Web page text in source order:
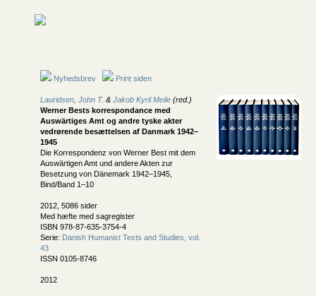
Nyhedsbrev Print siden
Lauridsen, John T. & Jakob Kyril Meile (red.)
Werner Bests korrespondance med
Auswärtiges Amt og andre tyske akter
vedrørende besættelsen af Danmark 1942–
1945
Die Korrespondenz von Werner Best mit dem
Auswärtigen Amt und andere Akten zur
Besetzung von Dänemark 1942–1945,
Bind/Band 1–10
2012, 5086 sider
Med hæfte med sagregister
ISBN 978-87-635-3754-4
Serie: Danish Humanist Texts and Studies, vol.
43
ISSN 0105-8746
2012